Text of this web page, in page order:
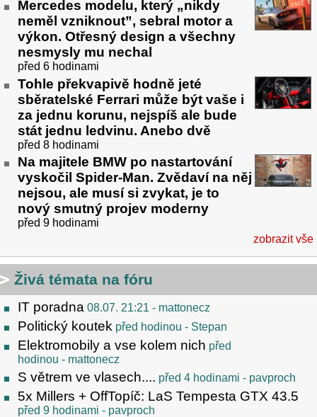
Mercedes modelu, který „nikdy
neměl vzniknout”, sebral motor a
výkon. Otřesný design a všechny
nesmysly mu nechal
před 6 hodinami
Tohle překvapivě hodně jeté
sběratelské Ferrari může být vaše i
za jednu korunu, nejspíš ale bude
stát jednu ledvinu. Anebo dvě
před 8 hodinami
Na majitele BMW po nastartování
vyskočil Spider-Man. Zvědaví na něj
nejsou, ale musí si zvykat, je to
nový smutný projev moderny
před 9 hodinami
zobrazit vše
Živá témata na fóru
IT poradna 08.07. 21:21 - mattonecz
Politický koutek před hodinou - Stepan
Elektromobily a vse kolem nich před
hodinou - mattonecz
S větrem ve vlasech.... před 4 hodinami - pavproch
5x Millers + OffTopíč: LaS Tempesta GTX 43.5
před 9 hodinami - pavproch